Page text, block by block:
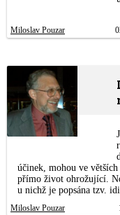
Miloslav Pouzar
účinek, mohou ve
přímo život ohrožující.
u nichž je popsána tzv.
Miloslav Pouzar